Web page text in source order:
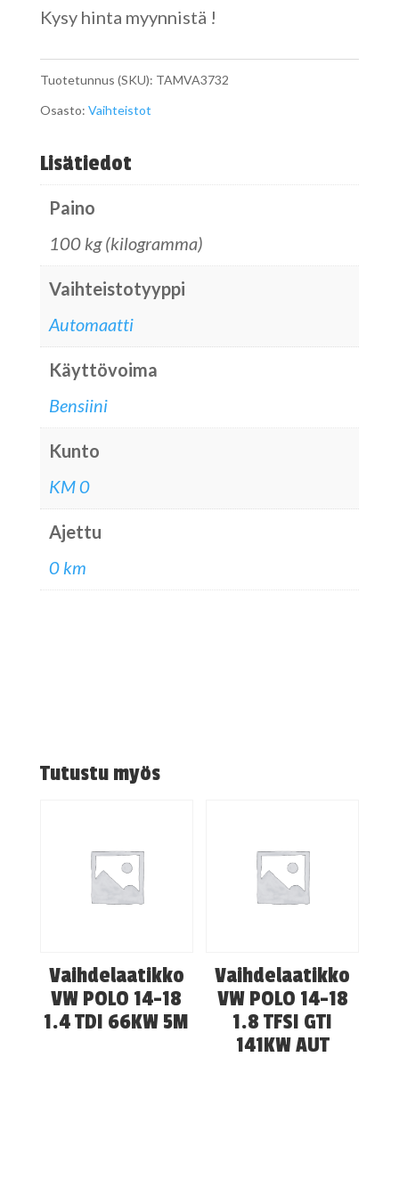
Kysy hinta myynnistä !
Tuotetunnus (SKU): TAMVA3732
Osasto: Vaihteistot
Lisätiedot
Paino
100 kg (kilogramma)
Vaihteistotyyppi
Automaatti
Käyttövoima
Bensiini
Kunto
KM 0
Ajettu
0 km
Tutustu myös
Vaihdelaatikko
VW POLO 14-18
1.4 TDI 66KW 5M
Vaihdelaatikko
VW POLO 14-18
1.8 TFSI GTI
141KW AUT